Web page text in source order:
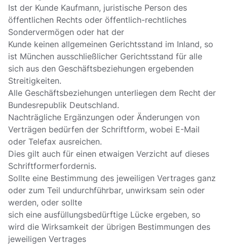
Ist der Kunde Kaufmann, juristische Person des
öffentlichen Rechts oder öffentlich-rechtliches
Sondervermögen oder hat der
Kunde keinen allgemeinen Gerichtsstand im Inland, so
ist München ausschließlicher Gerichtsstand für alle
sich aus den Geschäftsbeziehungen ergebenden
Streitigkeiten.
Alle Geschäftsbeziehungen unterliegen dem Recht der
Bundesrepublik Deutschland.
Nachträgliche Ergänzungen oder Änderungen von
Verträgen bedürfen der Schriftform, wobei E-Mail
oder Telefax ausreichen.
Dies gilt auch für einen etwaigen Verzicht auf dieses
Schriftformerfordernis.
Sollte eine Bestimmung des jeweiligen Vertrages ganz
oder zum Teil undurchführbar, unwirksam sein oder
werden, oder sollte
sich eine ausfüllungsbedürftige Lücke ergeben, so
wird die Wirksamkeit der übrigen Bestimmungen des
jeweiligen Vertrages